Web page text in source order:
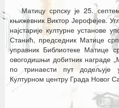
Летопис Матице српске
Гласник Матице српске
Е–издања
Вести
Матицу српску је 25.
књижевник Виктор Јерофејев.
најстарије културне установе
Станић, председник Матице
управник Библиотеке Матице
овогодишњи добитник награде
по тринаести пут додељује
Културном центру Града Новог